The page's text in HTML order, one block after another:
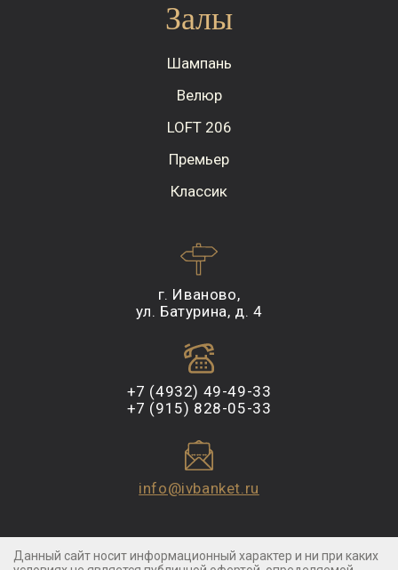
Залы
Шампань
Велюр
LOFT 206
Премьер
Классик
г. Иваново,
ул. Батурина, д. 4
+7 (4932) 49-49-33
+7 (915) 828-05-33
info@ivbanket.ru
Данный сайт носит информационный характер и ни при каких